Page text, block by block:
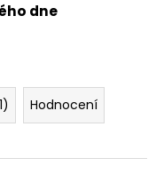
dne
Hodnocení